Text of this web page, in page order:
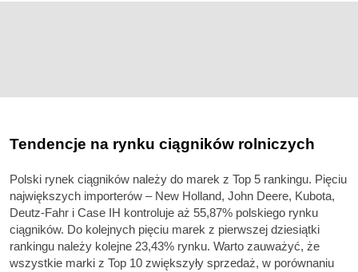
Tendencje na rynku ciągników rolniczych
Polski rynek ciągników należy do marek z Top 5 rankingu. Pięciu
największych importerów – New Holland, John Deere, Kubota,
Deutz-Fahr i Case IH kontroluje aż 55,87% polskiego rynku
ciągników. Do kolejnych pięciu marek z pierwszej dziesiątki
rankingu należy kolejne 23,43% rynku. Warto zauważyć, że
wszystkie marki z Top 10 zwiększyły sprzedaż, w porównaniu